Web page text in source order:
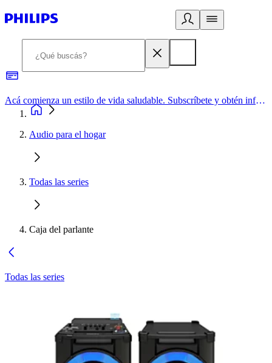
Acá comienza un estilo de vida saludable. Subscríbete y obtén información de primera mano
Audio para el hogar
Todas las series
Caja del parlante
Todas las series